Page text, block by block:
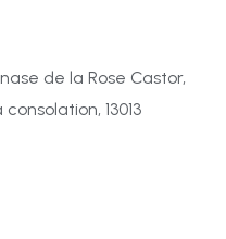
de la Rose Castor,
13013